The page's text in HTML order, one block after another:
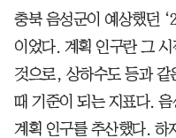
충북 음성군이 예상했던
이었다. 계획 인구란 그
것으로, 상하수도 등과 같
때 기준이 되는 지표다.
계획 인구를 추산했다. 하